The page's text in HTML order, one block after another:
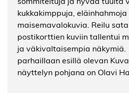
kukkakimppuja,
maisemavalokuvia. Reilu
postikorttien kuviin tallentui
ja väkivaltaisempia
parhaillaan esillä olevan
näyttelyn pohjana on Olavi